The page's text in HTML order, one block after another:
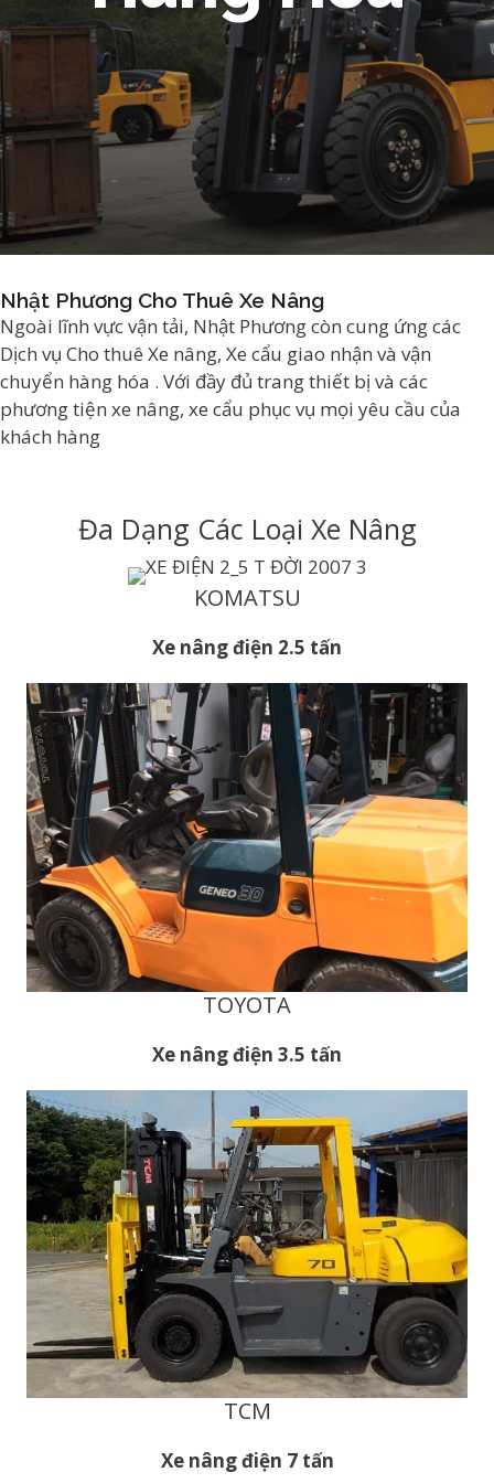
Nhật Phương Cho Thuê Xe Nâng
Ngoài lĩnh vực vận tải, Nhật Phương còn cung ứng các
Dịch vụ Cho thuê Xe nâng, Xe cẩu giao nhận và vận
chuyển hàng hóa . Với đầy đủ trang thiết bị và các
phương tiện xe nâng, xe cẩu phục vụ mọi yêu cầu của
khách hàng
Đa Dạng Các Loại Xe Nâng
KOMATSU
Xe nâng điện 2.5 tấn
TOYOTA
Xe nâng điện 3.5 tấn
TCM
Xe nâng điện 7 tấn